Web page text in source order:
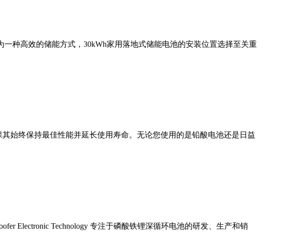
种高效的储能方式，30kWh家用落地式储能电池的安装位置选择至关重
始终保持最佳性能并延长使用寿命。无论您使用的是铅酸电池还是日益
Electronic Technology 专注于磷酸铁锂深循环电池的研发、生产和销